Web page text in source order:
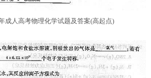
成人高考物理化学试题及答案(高起点)